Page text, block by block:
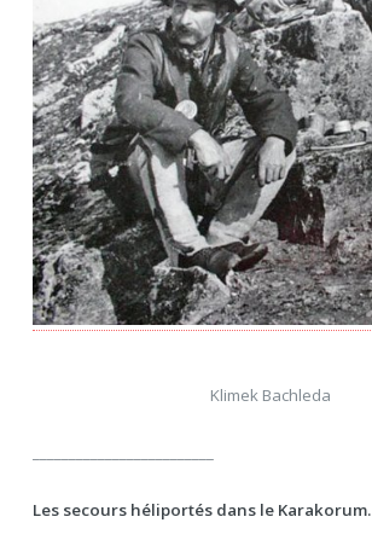
Klimek Bachleda
Les secours héliportés dans le Karakorum.